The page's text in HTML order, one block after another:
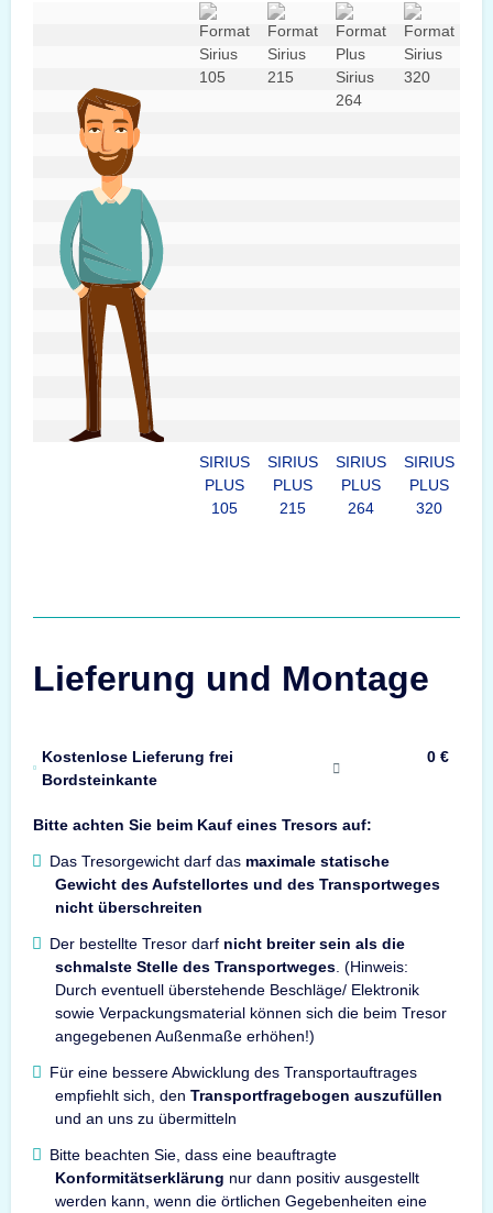
SIRIUS
PLUS
105
SIRIUS
PLUS
215
SIRIUS
PLUS
264
SIRIUS
PLUS
320
Lieferung und Montage
Kostenlose Lieferung frei
Bordsteinkante
0 €
Bitte achten Sie beim Kauf eines Tresors auf:
Das Tresorgewicht darf das maximale statische
Gewicht des Aufstellortes und des Transportweges
nicht überschreiten
Der bestellte Tresor darf nicht breiter sein als die
schmalste Stelle des Transportweges . (Hinweis:
Durch eventuell überstehende Beschläge/ Elektronik
sowie Verpackungsmaterial können sich die beim Tresor
angegebenen Außenmaße erhöhen!)
Für eine bessere Abwicklung des Transportauftrages
empfiehlt sich, den Transportfragebogen auszufüllen
und an uns zu übermitteln
Bitte beachten Sie, dass eine beauftragte
Konformitätserklärung nur dann positiv ausgestellt
werden kann, wenn die örtlichen Gegebenheiten eine